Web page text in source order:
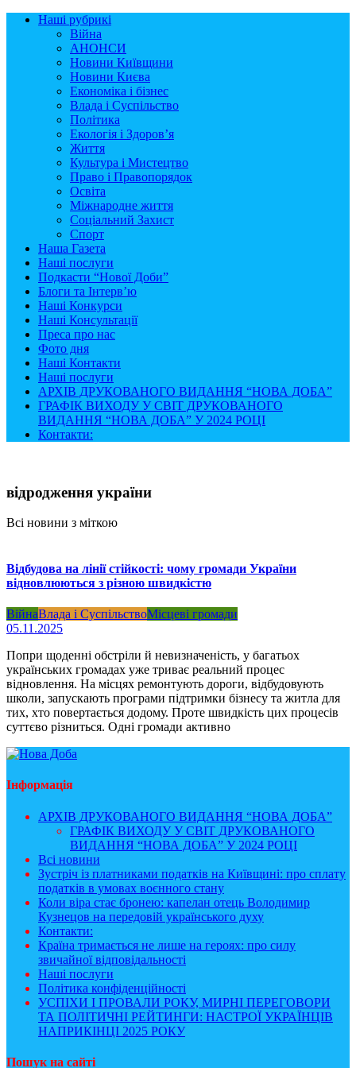
Наші рубрикі
Війна
АНОНСИ
Новини Київщини
Новини Києва
Економіка і бізнес
Влада і Суспільство
Політика
Екологія і Здоров’я
Життя
Культура і Мистецтво
Право і Правопорядок
Освіта
Міжнародне життя
Соціальний Захист
Спорт
Наша Газета
Наші послуги
Подкасти “Нової Доби”
Блоги та Інтерв’ю
Наші Конкурси
Наші Консультації
Преса про нас
Фото дня
Наші Контакти
Наші послуги
АРХІВ ДРУКОВАНОГО ВИДАННЯ “НОВА ДОБА”
ГРАФІК ВИХОДУ У СВІТ ДРУКОВАНОГО
ВИДАННЯ “НОВА ДОБА” У 2024 РОЦІ
Контакти:
відродження україни
Всі новини з міткою
Відбудова на лінії стійкості: чому громади України
відновлюються з різною швидкістю
ВійнаВлада і СуспільствоМісцеві громади
05.11.2025
Попри щоденні обстріли й невизначеність, у багатьох
українських громадах уже триває реальний процес
відновлення. На місцях ремонтують дороги, відбудовують
школи, запускають програми підтримки бізнесу та житла для
тих, хто повертається додому. Проте швидкість цих процесів
суттєво різниться. Одні громади активно
Інформація
АРХІВ ДРУКОВАНОГО ВИДАННЯ “НОВА ДОБА”
ГРАФІК ВИХОДУ У СВІТ ДРУКОВАНОГО
ВИДАННЯ “НОВА ДОБА” У 2024 РОЦІ
Всі новини
Зустріч із платниками податків на Київщині: про сплату
податків в умовах воєнного стану
Коли віра стає бронею: капелан отець Володимир
Кузнецов на передовій українського духу
Контакти:
Країна тримається не лише на героях: про силу
звичайної відповідальності
Наші послуги
Політика конфіденційності
УСПІХИ І ПРОВАЛИ РОКУ, МИРНІ ПЕРЕГОВОРИ
ТА ПОЛІТИЧНІ РЕЙТИНГИ: НАСТРОЇ УКРАЇНЦІВ
НАПРИКІНЦІ 2025 РОКУ
Пошук на сайті